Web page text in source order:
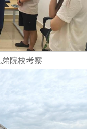
院校考察